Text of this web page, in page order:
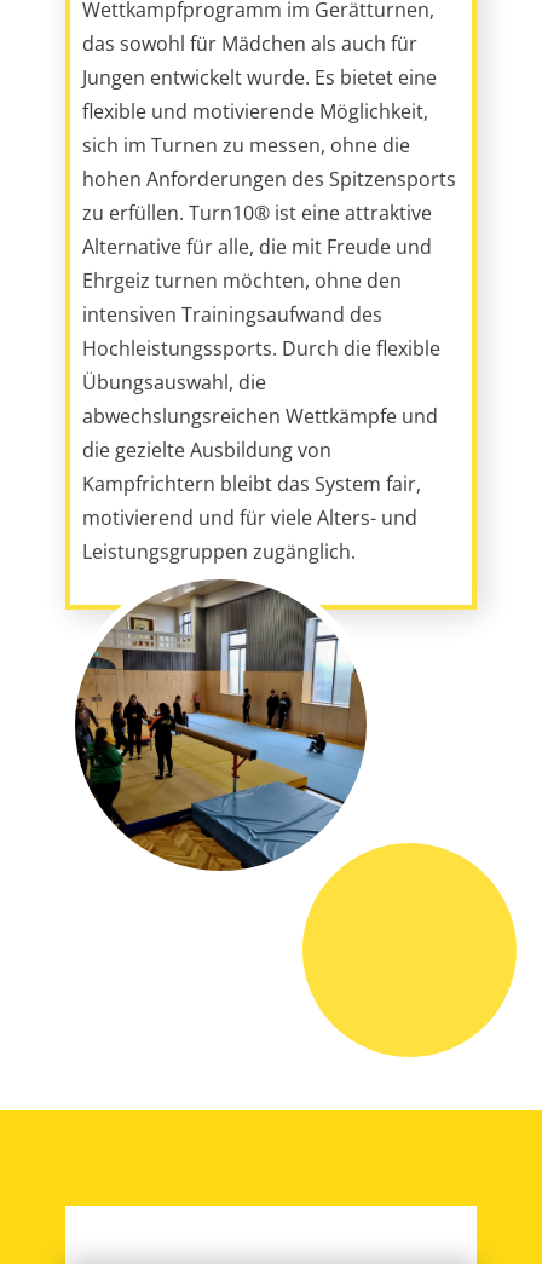
Jungen entwickelt wurde. Es bietet eine
flexible und motivierende Möglichkeit,
sich im Turnen zu messen, ohne die
hohen Anforderungen des Spitzensports
zu erfüllen. Turn10® ist eine attraktive
Alternative für alle, die mit Freude und
Ehrgeiz turnen möchten, ohne den
intensiven Trainingsaufwand des
Hochleistungssports. Durch die flexible
Übungsauswahl, die
abwechslungsreichen Wettkämpfe und
die gezielte Ausbildung von
Kampfrichtern bleibt das System fair,
motivierend und für viele Alters- und
Leistungsgruppen zugänglich.